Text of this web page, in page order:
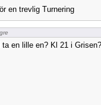
en trevlig Turnering
en lille en? Kl 21 i